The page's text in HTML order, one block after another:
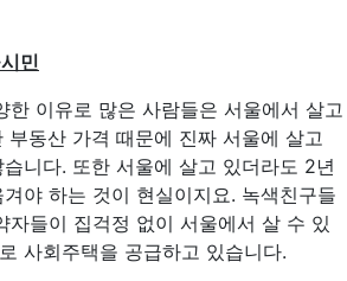
민
한 이유로 많은 사람들은 서울에서 살고
부동산 가격 때문에 진짜 서울에 살고
니다. 또한 서울에 살고 있더라도 2년
야 하는 것이 현실이지요. 녹색친구들
자들이 집걱정 없이 서울에서 살 수 있
사회주택을 공급하고 있습니다.